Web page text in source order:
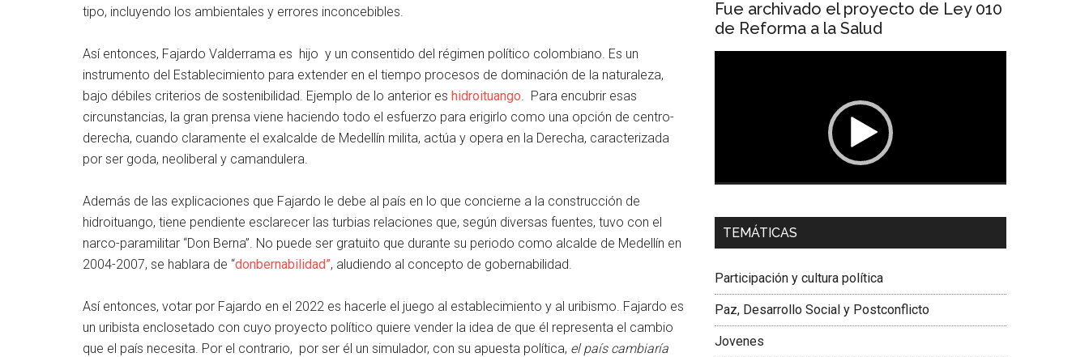
tipo, incluyendo los ambientales y errores inconcebibles.
Así entonces, Fajardo Valderrama es hijo y un consentido del régimen político colombiano. Es un
instrumento del Establecimiento para extender en el tiempo procesos de dominación de la naturaleza,
bajo débiles criterios de sostenibilidad. Ejemplo de lo anterior es hidroituango. Para encubrir esas
circunstancias, la gran prensa viene haciendo todo el esfuerzo para erigirlo como una opción de centro-
derecha, cuando claramente el exalcalde de Medellín milita, actúa y opera en la Derecha, caracterizada
por ser goda, neoliberal y camandulera.
Además de las explicaciones que Fajardo le debe al país en lo que concierne a la construcción de
hidroituango, tiene pendiente esclarecer las turbias relaciones que, según diversas fuentes, tuvo con el
narco-paramilitar “Don Berna”. No puede ser gratuito que durante su periodo como alcalde de Medellín en
2004-2007, se hablara de “donbernabilidad”, aludiendo al concepto de gobernabilidad.
Así entonces, votar por Fajardo en el 2022 es hacerle el juego al establecimiento y al uribismo. Fajardo es
un uribista enclosetado con cuyo proyecto político quiere vender la idea de que él representa el cambio
que el país necesita. Por el contrario, por ser él un simulador, con su apuesta política, el país cambiaría
Fue archivado el proyecto de Ley 010
de Reforma a la Salud
Dra. Carolina Corcho Mejía,
Latinoamericana Sur, Vicepresidenta Federación
TEMÁTICAS
Participación y cultura política
Paz, Desarrollo Social y Postconflicto
Jovenes